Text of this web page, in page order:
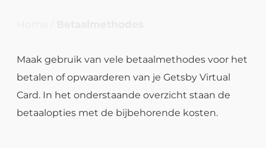
Maak gebruik van vele betaalmethodes voor het
betalen of opwaarderen van je Getsby Virtual
Card. In het onderstaande overzicht staan de
betaalopties met de bijbehorende kosten.